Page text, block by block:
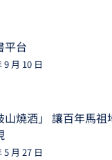
平台
9 月 10 日
山燒酒」 讓百年馬
5 月 27 日